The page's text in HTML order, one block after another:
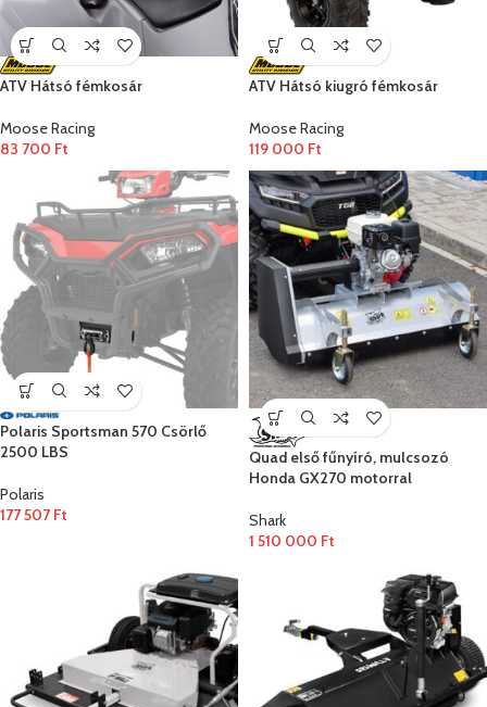
ATV Hátsó fémkosár
Moose Racing
83 700 Ft
ATV Hátsó kiugró fémkosár
Moose Racing
119 000 Ft
Polaris Sportsman 570 Csörlő
2500 LBS
Polaris
177 507Ft
Quad első fűnyíró, mulcsozó
Honda GX270 motorral
Shark
1 510 000 Ft